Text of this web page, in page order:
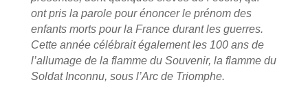
ont pris la parole pour énoncer le prénom des
enfants morts pour la France durant les guerres.
Cette année célébrait également les 100 ans de
l’allumage de la flamme du Souvenir, la flamme du
Soldat Inconnu, sous l’Arc de Triomphe.